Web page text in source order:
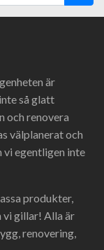
är
så glatt
och renovera
välplanerat och
egentligen inte
produkter,
gillar! Alla är
renovering,